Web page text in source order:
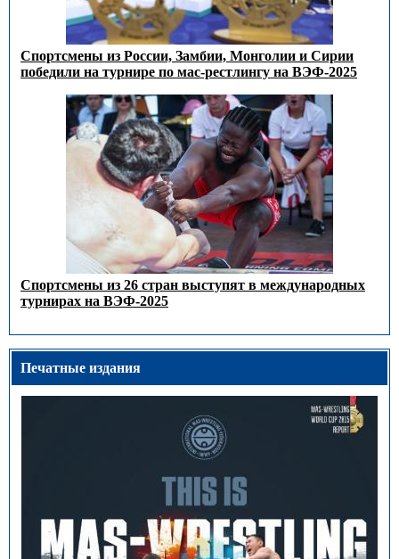
Спортсмены из России, Замбии, Монголии и Сирии
победили на турнире по мас-рестлингу на ВЭФ-2025
Спортсмены из 26 стран выступят в международных
турнирах на ВЭФ-2025
Печатные издания